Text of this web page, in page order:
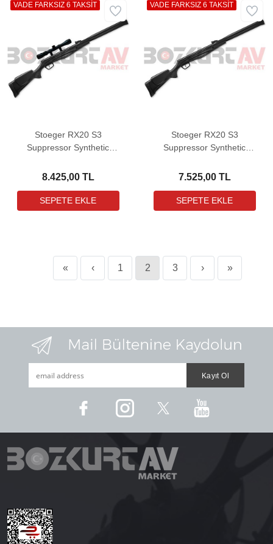
Stoeger RX20 S3
Suppressor Synthetic
9X32 Dürbün ile birlikte)
8.425,00 TL
VADE FARKSIZ 6 TAKSİT
Stoeger RX20 S3
Suppressor Synthetic
7.525,00 TL
VADE FARKSIZ 6 TAKSİT
« ‹ 1 2 3 › »